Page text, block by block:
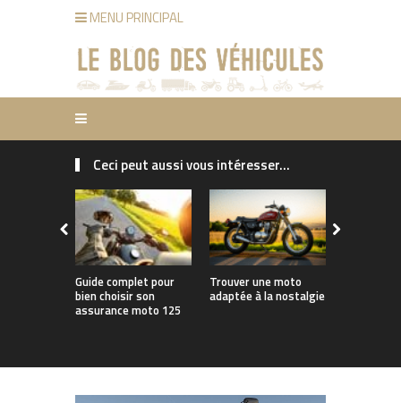
MENU PRINCIPAL
Ceci peut aussi vous intéresser...
Guide complet pour
bien choisir son
assurance moto 125
Trouver une moto
adaptée à la nostalgie